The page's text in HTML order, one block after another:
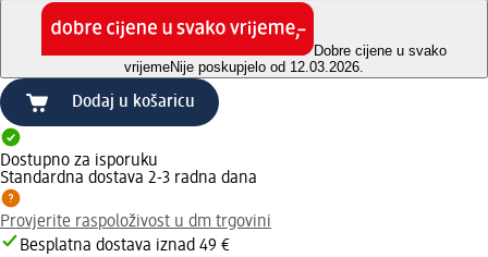
Dobre cijene u svako
vrijemeNije poskupjelo od 12.03.2026.
Dodaj u košaricu
Dostupno za isporuku
Standardna dostava 2-3 radna dana
Provjerite raspoloživost u dm trgovini
Besplatna dostava iznad 49 €